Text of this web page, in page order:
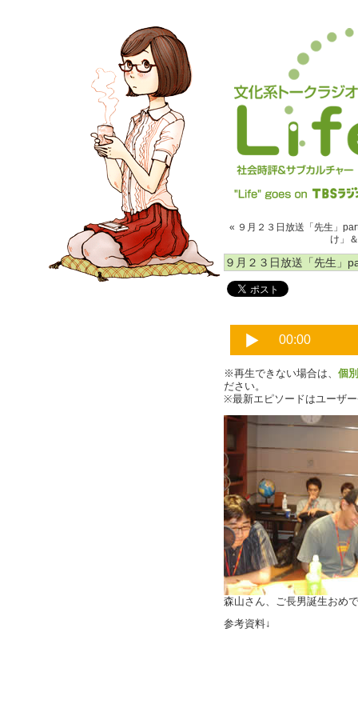
« ９月２３日放送「先生」
け」
９月２３日放送「先生」
※再生できない場合は、 個
ださい。
※最新エピソードはユーザ
森山さん、ご長男誕生おめ
参考資料↓